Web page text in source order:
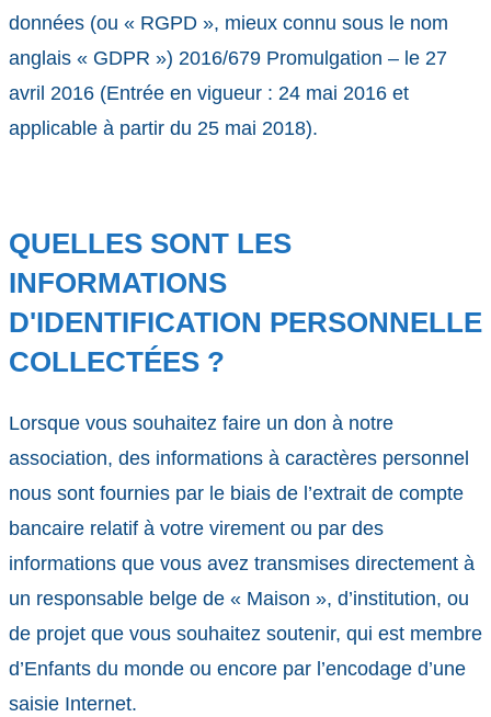
données (ou « RGPD », mieux connu sous le nom
anglais « GDPR ») 2016/679 Promulgation – le 27
avril 2016 (Entrée en vigueur : 24 mai 2016 et
applicable à partir du 25 mai 2018).
QUELLES SONT LES
INFORMATIONS
D'IDENTIFICATION PERSONNELLE
COLLECTÉES ?
Lorsque vous souhaitez faire un don à notre
association, des informations à caractères personnel
nous sont fournies par le biais de l’extrait de compte
bancaire relatif à votre virement ou par des
informations que vous avez transmises directement à
un responsable belge de « Maison », d’institution, ou
de projet que vous souhaitez soutenir, qui est membre
d’Enfants du monde ou encore par l’encodage d’une
saisie Internet.